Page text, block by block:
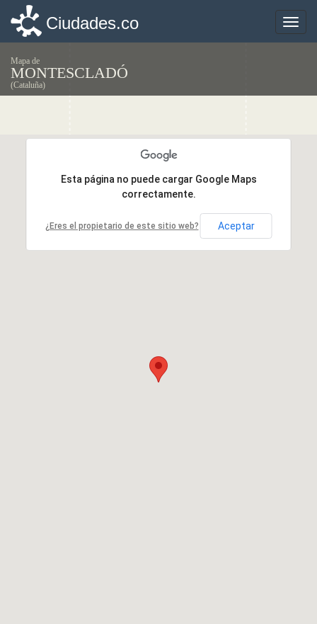
Toggle
Ciudades.co
Mapa de
MONTESCLADÓ
(Cataluña)
Esta página no puede cargar Google Maps
correctamente.
¿Eres el propietario de este sitio web? Aceptar
Esta página no puede cargar Google Maps
correctamente.
¿Eres el propietario de este sitio web? Aceptar
Toggle
Ciudades.co